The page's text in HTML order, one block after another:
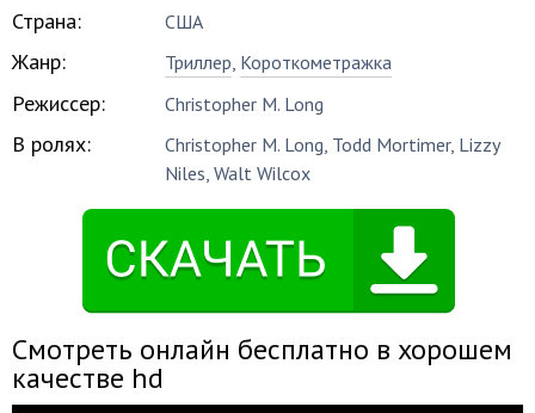
Страна: США
Жанр: Триллер, Короткометражка
Режиссер: Christopher M. Long
В ролях: Christopher M. Long, Todd Mortimer, Lizzy
Niles,Walt Wilcox
Смотреть онлайн бесплатно в хорошем
качестве hd